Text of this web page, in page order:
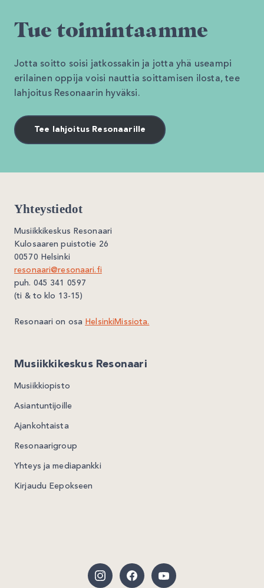
Tue toimintaamme
Jotta soitto soisi jatkossakin ja jotta yhä useampi
erilainen oppija voisi nauttia soittamisen ilosta, tee
lahjoitus Resonaarin hyväksi.
Tee lahjoitus Resonaarille
Yhteystiedot
Musiikkikeskus Resonaari
Kulosaaren puistotie 26
00570 Helsinki
resonaari@resonaari.fi
puh. 045 341 0597
(ti & to klo 13-15)
Resonaari on osa HelsinkiMissiota.
Musiikkikeskus Resonaari
Musiikkiopisto
Asiantuntijoille
Ajankohtaista
Resonaarigroup
Yhteys ja mediapankki
Kirjaudu Eepokseen